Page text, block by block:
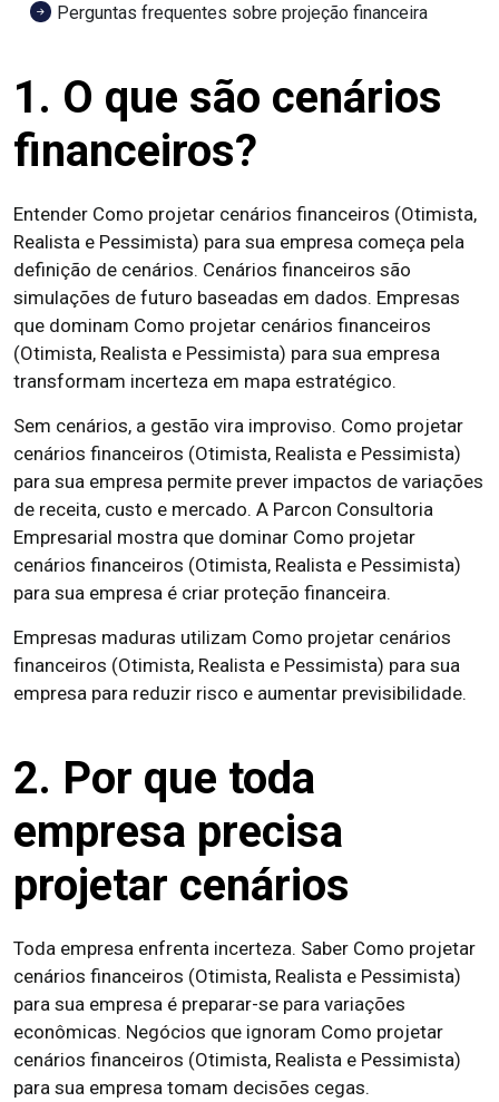
Perguntas frequentes sobre projeção financeira
1. O que são cenários
financeiros?
Entender Como projetar cenários financeiros (Otimista,
Realista e Pessimista) para sua empresa começa pela
definição de cenários. Cenários financeiros são
simulações de futuro baseadas em dados. Empresas
que dominam Como projetar cenários financeiros
(Otimista, Realista e Pessimista) para sua empresa
transformam incerteza em mapa estratégico.
Sem cenários, a gestão vira improviso. Como projetar
cenários financeiros (Otimista, Realista e Pessimista)
para sua empresa permite prever impactos de variações
de receita, custo e mercado. A Parcon Consultoria
Empresarial mostra que dominar Como projetar
cenários financeiros (Otimista, Realista e Pessimista)
para sua empresa é criar proteção financeira.
Empresas maduras utilizam Como projetar cenários
financeiros (Otimista, Realista e Pessimista) para sua
empresa para reduzir risco e aumentar previsibilidade.
2. Por que toda
empresa precisa
projetar cenários
Toda empresa enfrenta incerteza. Saber Como projetar
cenários financeiros (Otimista, Realista e Pessimista)
para sua empresa é preparar-se para variações
econômicas. Negócios que ignoram Como projetar
cenários financeiros (Otimista, Realista e Pessimista)
para sua empresa tomam decisões cegas.